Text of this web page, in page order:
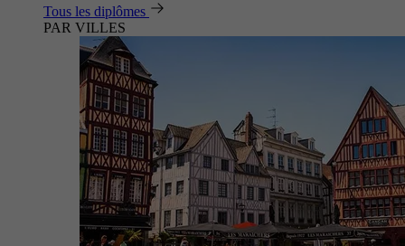
Tous les diplômes
PAR VILLES